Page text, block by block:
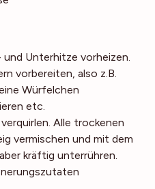
Unterhitze vorheizen.
vorbereiten, also z.B.
Würfelchen
etc.
Alle trockenen
vermischen und mit dem
kräftig unterrühren.